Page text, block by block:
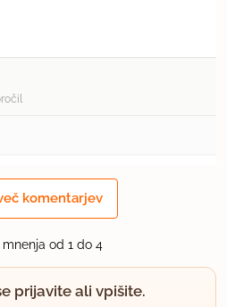
samostojno ali kot priloga?
bučke (cukini)? Bomo
komentarjev
od 1 do 4
prijavite ali vpišite.